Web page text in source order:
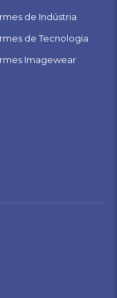
de Indústria
de Tecnologia
Imagewear